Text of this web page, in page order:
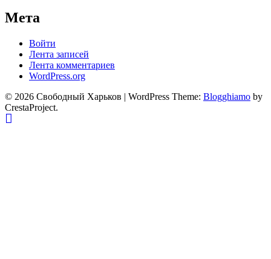
Мета
Войти
Лента записей
Лента комментариев
WordPress.org
© 2026 Свободный Харьков | WordPress Theme: Blogghiamo by
CrestaProject.